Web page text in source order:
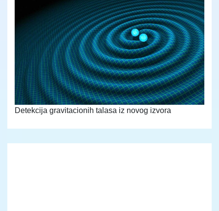
Detekcija gravitacionih talasa iz novog izvora